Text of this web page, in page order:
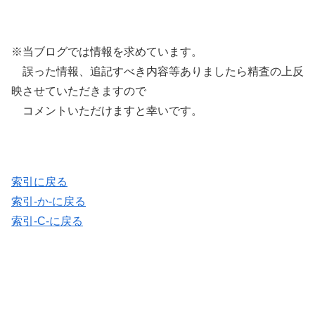
※当ブログでは情報を求めています。
誤った情報、追記すべき内容等ありましたら精査の上反
映させていただきますので
コメントいただけますと幸いです。
索引に戻る
索引-か-に戻る
索引-C-に戻る